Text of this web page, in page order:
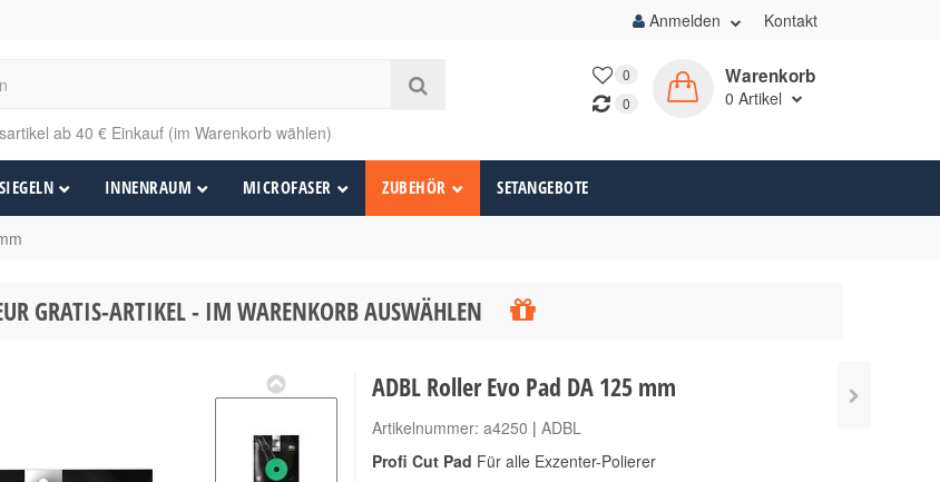
Anmelden Kontakt
ab 40 € Einkauf (im Warenkorb wählen)
0
0
Warenkorb
0 Artikel
INNENRAUM MICROFASER ZUBEHÖR SETANGEBOTE
GRATIS-ARTIKEL - IM WARENKORB AUSWÄHLEN
ADBL Roller Evo Pad DA 125 mm
Artikelnummer:a4250 |ADBL
Profi Cut Pad Für alle Exzenter-Polierer